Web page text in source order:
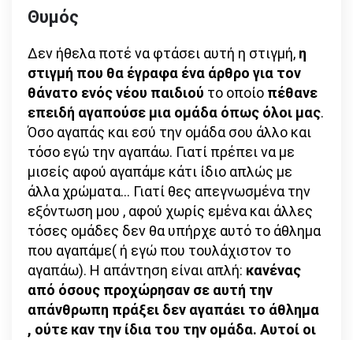
Θυμός
Δεν ήθελα ποτέ να φτάσει αυτή η στιγμή, η
στιγμή που θα έγραφα ένα άρθρο για τον
θάνατο ενός νέου παιδιού το οποίο πέθανε
επειδή αγαπούσε μια ομάδα όπως όλοι μας.
Όσο αγαπάς και εσύ την ομάδα σου άλλο και
τόσο εγώ την αγαπάω. Γιατί πρέπει να με
μισείς αφού αγαπάμε κάτι ίδιο απλώς με
άλλα χρώματα… Γιατί θες απεγνωσμένα την
εξόντωση μου , αφού χωρίς εμένα και άλλες
τόσες ομάδες δεν θα υπήρχε αυτό το άθλημα
που αγαπάμε( ή εγώ που τουλάχιστον το
αγαπάω). Η απάντηση είναι απλή: κανένας
από όσους προχώρησαν σε αυτή την
απάνθρωπη πράξει δεν αγαπάει το άθλημα
, ούτε καν την ίδια του την ομάδα. Αυτοί οι